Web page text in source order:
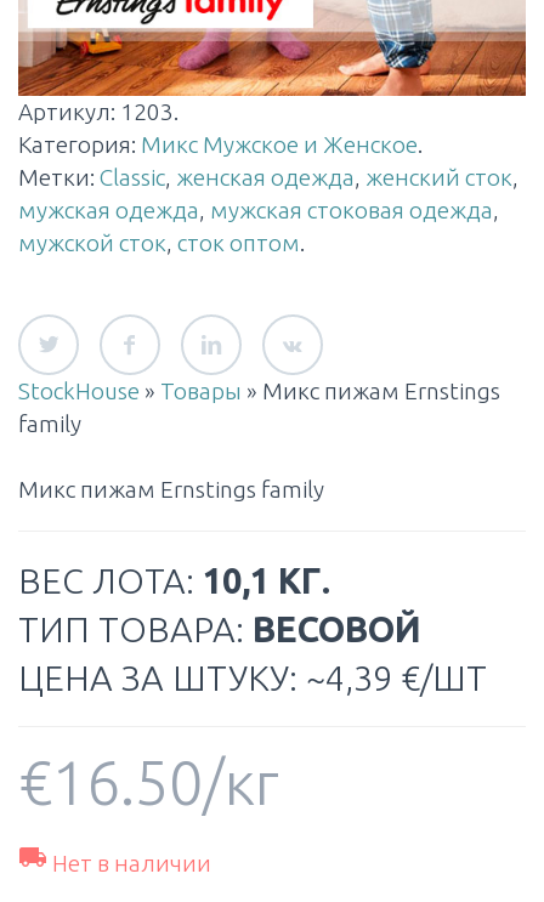
Артикул: 1203.
Категория: Микс Мужское и Женское.
Метки: Classic, женская одежда, женский сток,
мужская одежда, мужская стоковая одежда,
мужской сток, сток оптом.
StockHouse » Товары » Микс пижам Ernstings
family
Микс пижам Ernstings family
ВЕС ЛОТА: 10,1 КГ.
ТИП ТОВАРА: ВЕСОВОЙ
ЦЕНА ЗА ШТУКУ: ~4,39 €/ШТ
€16.50/кг
 Нет в наличии